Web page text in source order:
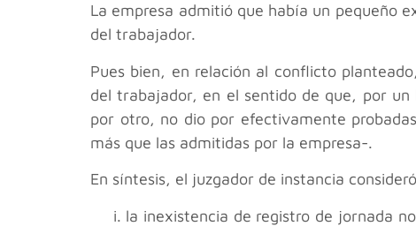
La empresa admitió que había un pequeño
del trabajador.
Pues bien, en relación al conflicto
del trabajador, en el sentido de que, por
por otro, no dio por efectivamente
más que las admitidas por la empresa-.
En síntesis, el juzgador de instancia
la inexistencia de registro de jornada